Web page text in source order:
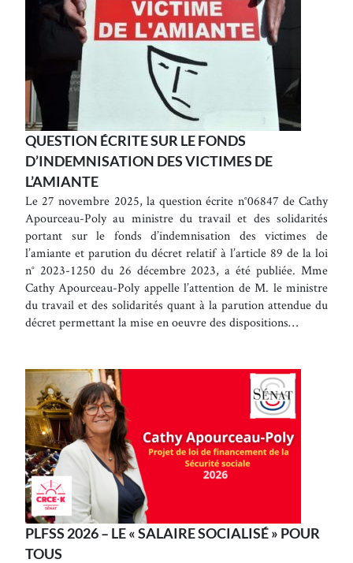
QUESTION ÉCRITE SUR LE FONDS
D’INDEMNISATION DES VICTIMES DE
L’AMIANTE
Le 27 novembre 2025, la question écrite n°06847 de Cathy
Apourceau-Poly au ministre du travail et des solidarités
portant sur le fonds d’indemnisation des victimes de
l’amiante et parution du décret relatif à l’article 89 de la loi
n° 2023-1250 du 26 décembre 2023, a été publiée. Mme
Cathy Apourceau-Poly appelle l’attention de M. le ministre
du travail et des solidarités quant à la parution attendue du
décret permettant la mise en oeuvre des dispositions…
PLFSS 2026 – LE « SALAIRE SOCIALISÉ » POUR
TOUS